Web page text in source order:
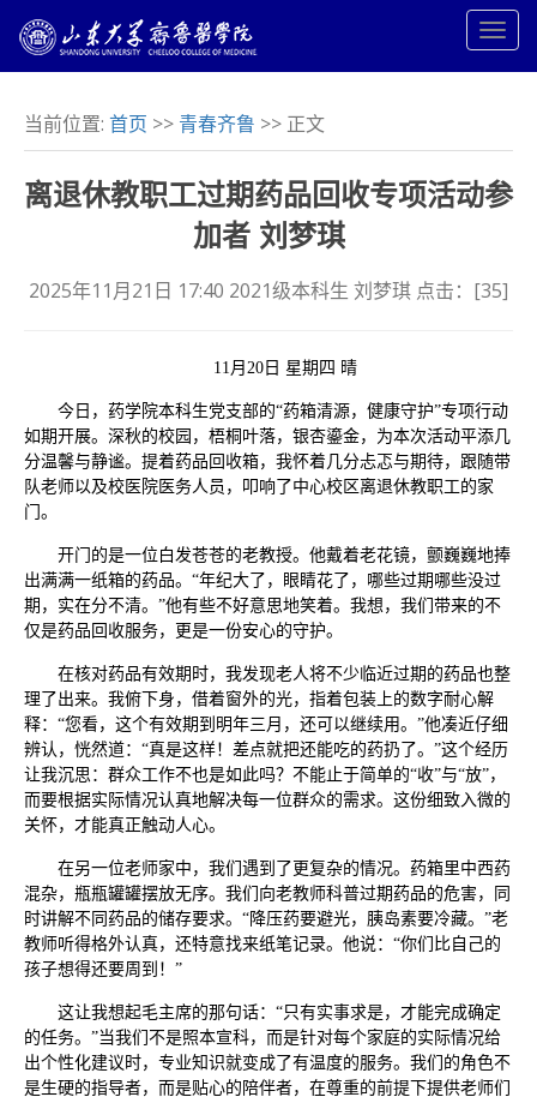
当前位置: 首页 >> 青春齐鲁 >> 正文
离退休教职工过期药品回收专项活动参
加者 刘梦琪
2025年11月21日 17:40 2021级本科生 刘梦琪 点击：[35]
11月20日 星期四 晴
今日，药学院本科生党支部的“药箱清源，健康守护”专项行动
如期开展。深秋的校园，梧桐叶落，银杏鎏金，为本次活动平添几
分温馨与静谧。提着药品回收箱，我怀着几分忐忑与期待，跟随带
队老师以及校医院医务人员，叩响了中心校区离退休教职工的家
门。
开门的是一位白发苍苍的老教授。他戴着老花镜，颤巍巍地捧
出满满一纸箱的药品。“年纪大了，眼睛花了，哪些过期哪些没过
期，实在分不清。”他有些不好意思地笑着。我想，我们带来的不
仅是药品回收服务，更是一份安心的守护。
在核对药品有效期时，我发现老人将不少临近过期的药品也整
理了出来。我俯下身，借着窗外的光，指着包装上的数字耐心解
释：“您看，这个有效期到明年三月，还可以继续用。”他凑近仔细
辨认，恍然道：“真是这样！差点就把还能吃的药扔了。”这个经历
让我沉思：群众工作不也是如此吗？不能止于简单的“收”与“放”，
而要根据实际情况认真地解决每一位群众的需求。这份细致入微的
关怀，才能真正触动人心。
在另一位老师家中，我们遇到了更复杂的情况。药箱里中西药
混杂，瓶瓶罐罐摆放无序。我们向老教师科普过期药品的危害，同
时讲解不同药品的储存要求。“降压药要避光，胰岛素要冷藏。”老
教师听得格外认真，还特意找来纸笔记录。他说：“你们比自己的
孩子想得还要周到！”
这让我想起毛主席的那句话：“只有实事求是，才能完成确定
的任务。”当我们不是照本宣科，而是针对每个家庭的实际情况给
出个性化建议时，专业知识就变成了有温度的服务。我们的角色不
是生硬的指导者，而是贴心的陪伴者，在尊重的前提下提供老师们